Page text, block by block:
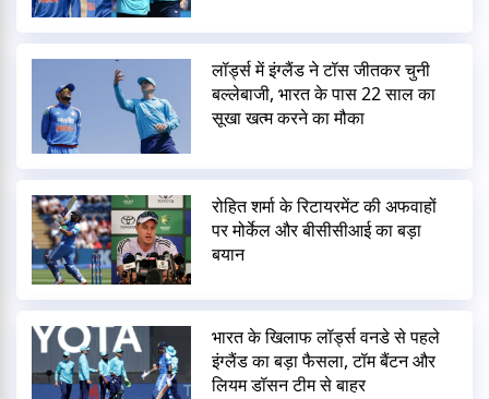
लॉर्ड्स में इंग्लैंड ने टॉस जीतकर चुनी
बल्लेबाजी, भारत के पास 22 साल का
सूखा खत्म करने का मौका
रोहित शर्मा के रिटायरमेंट की अफवाहों
पर मोर्केल और बीसीसीआई का बड़ा
बयान
भारत के खिलाफ लॉर्ड्स वनडे से पहले
इंग्लैंड का बड़ा फैसला, टॉम बैंटन और
लियम डॉसन टीम से बाहर